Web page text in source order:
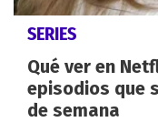
SERIES
Qué ver en
episodios que
de semana